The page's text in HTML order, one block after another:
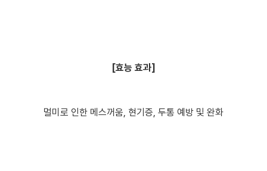
[효능 효과]
멀미로 인한 메스꺼움, 현기증, 두통 예방 및 완화